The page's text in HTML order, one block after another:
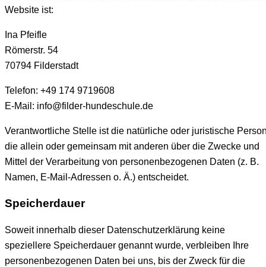
Website ist:
Ina Pfeifle
Römerstr. 54
70794 Filderstadt
Telefon: +49 174 9719608
E-Mail: info@filder-hundeschule.de
Verantwortliche Stelle ist die natürliche oder juristische
die allein oder gemeinsam mit anderen über die Zwecke und
Mittel der Verarbeitung von personenbezogenen Daten (z. B.
Namen, E-Mail-Adressen o. Ä.) entscheidet.
Speicherdauer
Soweit innerhalb dieser Datenschutzerklärung keine
speziellere Speicherdauer genannt wurde, verbleiben Ihre
personenbezogenen Daten bei uns, bis der Zweck für die